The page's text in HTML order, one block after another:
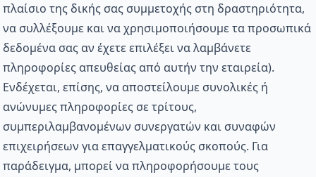
πλαίσιο της δικής σας συμμετοχής στη δραστηριότητα,
να συλλέξουμε και να χρησιμοποιήσουμε τα προσωπικά
δεδομένα σας αν έχετε επιλέξει να λαμβάνετε
πληροφορίες απευθείας από αυτήν την εταιρεία).
Ενδέχεται, επίσης, να αποστείλουμε συνολικές ή
ανώνυμες πληροφορίες σε τρίτους,
συμπεριλαμβανομένων συνεργατών και συναφών
επιχειρήσεων για επαγγελματικούς σκοπούς. Για
παράδειγμα, μπορεί να πληροφορήσουμε τους